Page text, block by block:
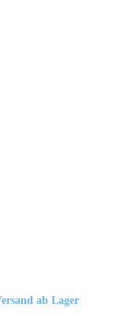
ab Lager